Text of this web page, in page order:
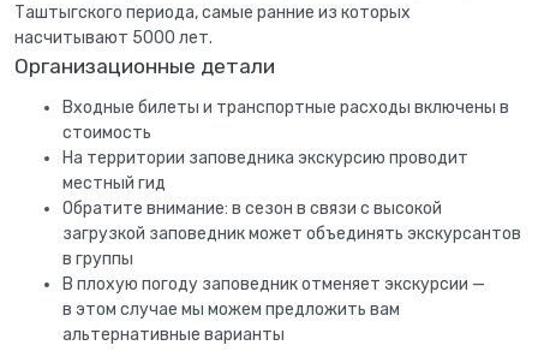
Таштыгского периода, самые ранние из которых
насчитывают 5000 лет.
Организационные детали
Входные билеты и транспортные расходы включены в
стоимость
На территории заповедника экскурсию проводит
местный гид
Обратите внимание: в сезон в связи с высокой
загрузкой заповедник может объединять экскурсантов
в группы
В плохую погоду заповедник отменяет экскурсии —
в этом случае мы можем предложить вам
альтернативные варианты